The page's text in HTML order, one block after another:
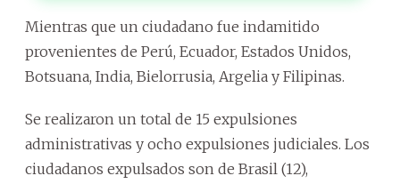
Mientras que un ciudadano fue indamitido
provenientes de Perú, Ecuador, Estados Unidos,
Botsuana, India, Bielorrusia, Argelia y Filipinas.
Se realizaron un total de 15 expulsiones
administrativas y ocho expulsiones judiciales. Los
ciudadanos expulsados son de Brasil (12),